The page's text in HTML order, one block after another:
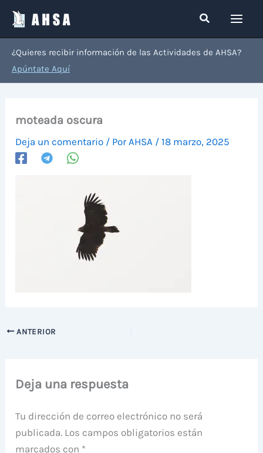
contenido
Buscar
¿Quieres recibir información de las Actividades de AHSA?
Apúntate Aquí
moteada oscura
Deja un comentario / Por AHSA /18 marzo, 2025
ANTERIOR
Deja una respuesta
Tu dirección de correo electrónico no será
publicada. Los campos obligatorios están
marcados con *